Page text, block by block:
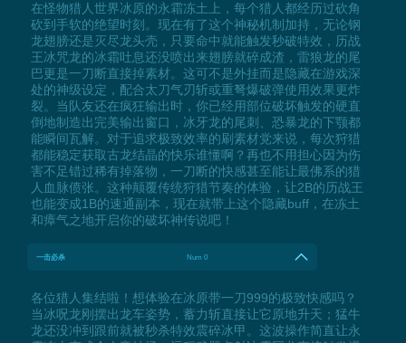
在怪物猎人世界冰原的永霜冻土上，每个猎人都经历过砍角
砍到手软的绝望时刻。现在有了这个神秘机制加持，无论钢
龙翅膀还是灭尽龙头壳，只要命中就能触发秒破特效，历战
王冰咒龙的冰霜吐息还没喷出来翅膀就碎成渣，雷狼龙的尾
巴更是一刀断直接掉素材。这可不是外挂而是隐藏在游戏深
处的神级设定，配合太刀气刃斩或重弩爆破弹使用效果更炸
裂。当队友还在疯狂输出时，你已经用部位破坏触发的硬直
倒地制造出完美输出窗口，冰牙龙的尾刺、恐暴龙的下颚都
能瞬间瓦解。对于追求极致效率的刷素材党来说，每次狩猎
都能稳定获取古龙结晶的快乐谁懂啊？再也不用担心因为伤
害不足错过稀有掉落物，一刀断的快感甚至能让最佛系的猎
人血脉偾张。这种颠覆传统狩猎节奏的体验，让2B的历战王
也能变成1B的速通副本，现在就带上这个隐藏buff，在冻土
和瘴气之地开启你的破坏神传说吧！
一击必杀 Num 0
各位猎人集结啦！想体验在冰原带一刀999的极致快感吗？
当冰呪龙刚摆出龙车姿势，蓄力斩直接让它原地升天；猛牛
龙还没冲到跟前就被秒杀特效震碎冰甲。这波操作简直让永